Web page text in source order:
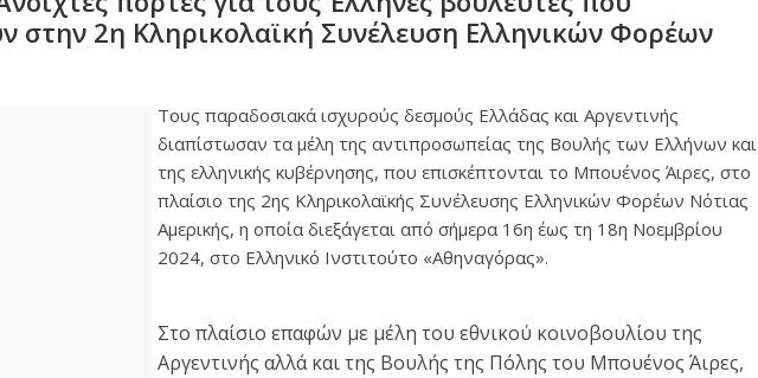
στην 2η Κληρικολαϊκή Συνέλευση Ελληνικών Φορέων
Τους παραδοσιακά ισχυρούς δεσμούς Ελλάδας και Αργεντινής
διαπίστωσαν τα μέλη της αντιπροσωπείας της Βουλής των Ελλήνων και
της ελληνικής κυβέρνησης, που επισκέπτονται το Μπουένος Άιρες, στο
πλαίσιο της 2ης Κληρικολαϊκής Συνέλευσης Ελληνικών Φορέων Νότιας
Αμερικής, η οποία διεξάγεται από σήμερα 16η έως τη 18η Νοεμβρίου
2024, στο Ελληνικό Ινστιτούτο «Αθηναγόρας».
Στο πλαίσιο επαφών με μέλη του εθνικού κοινοβουλίου της
Αργεντινής αλλά και της Βουλής της Πόλης του Μπουένος Άιρες,